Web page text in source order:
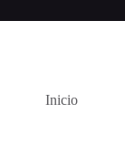
Inicio